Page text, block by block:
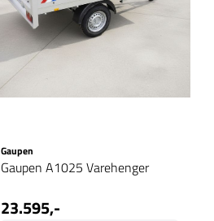
Gaupen
Gaupen A1025 Varehenger
23.595,-